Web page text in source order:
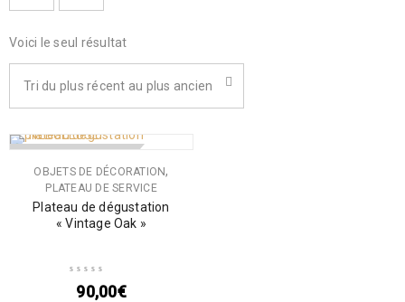
Voici le seul résultat
Tri du plus récent au plus ancien
OBJETS DE DÉCORATION,
PLATEAU DE SERVICE
Plateau de dégustation
« Vintage Oak »
90,00€